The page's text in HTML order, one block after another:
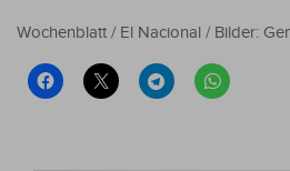
Wochenblatt / El Nacional / Bilder: